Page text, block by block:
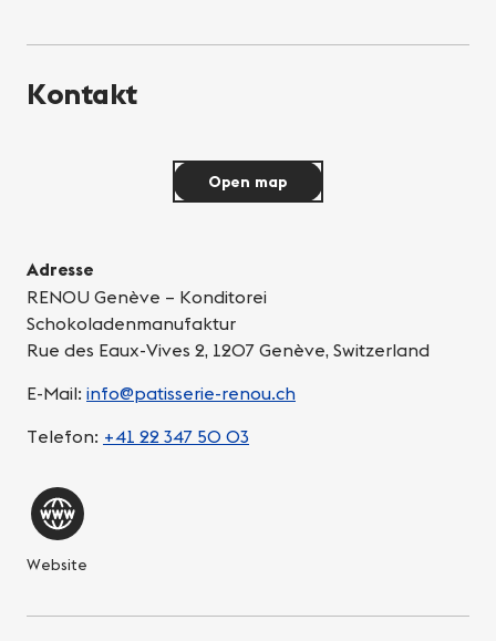
Kontakt
Adresse
RENOU Genève – Konditorei
Schokoladenmanufaktur
Rue des Eaux-Vives 2, 1207 Genève, Switzerland
E-Mail: info@patisserie-renou.ch
Telefon: +41 22 347 50 03
Website
Open map